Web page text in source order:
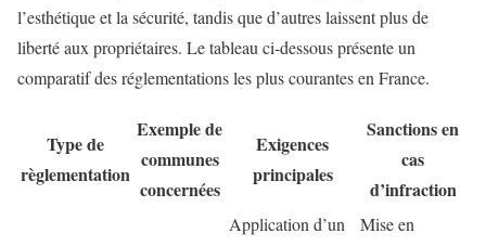
l’esthétique et la sécurité, tandis que d’autres laissent plus de
liberté aux propriétaires. Le tableau ci-dessous présente un
comparatif des réglementations les plus courantes en France.
Type de
règlementation
Exemple de
communes
concernées
Exigences
principales
Sanctions en
cas
d’infraction
Application d’un
Mise en